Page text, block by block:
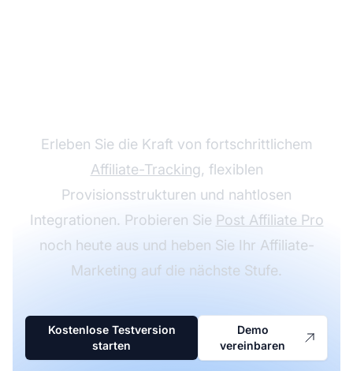
Erleben Sie die Kraft von fortschrittlichem
Affiliate-Tracking, flexiblen
Provisionsstrukturen und nahtlosen
Integrationen. Probieren Sie Post Affiliate Pro
noch heute aus und heben Sie Ihr Affiliate-
Marketing auf die nächste Stufe.
Kostenlose Testversion
starten
Demo
vereinbaren